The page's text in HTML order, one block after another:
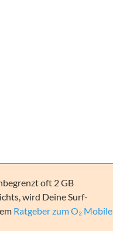
oft 2 GB
wird Deine Surf-
Ratgeber zum O₂ Mobile